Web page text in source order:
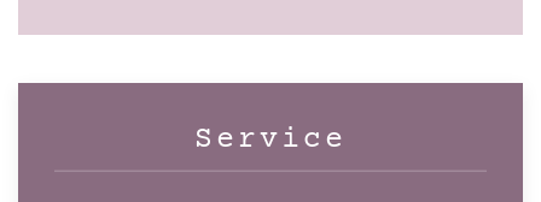
Service